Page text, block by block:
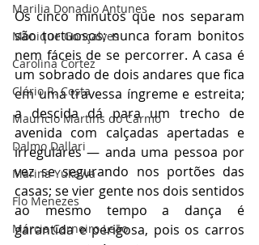
Marilia Donadio Antunes
Monique Gonçalves
Carolina Cortez
Clério R. Costa
Maurício Martins do Carmo
Dalmo Dallari
Marina Yukawa
Flo Menezes
Márcia Carneiro Leão
Os cinco minutos que nos separam
são tortuosos; nunca foram bonitos
nem fáceis de se percorrer. A casa é
um sobrado de dois andares que fica
em uma travessa íngreme e estreita;
a descida dá para um trecho de
avenida com calçadas apertadas e
irregulares — anda uma pessoa por
vez se segurando nos portões das
casas; se vier gente nos dois sentidos
ao mesmo tempo a dança é
garantida e perigosa, pois os carros